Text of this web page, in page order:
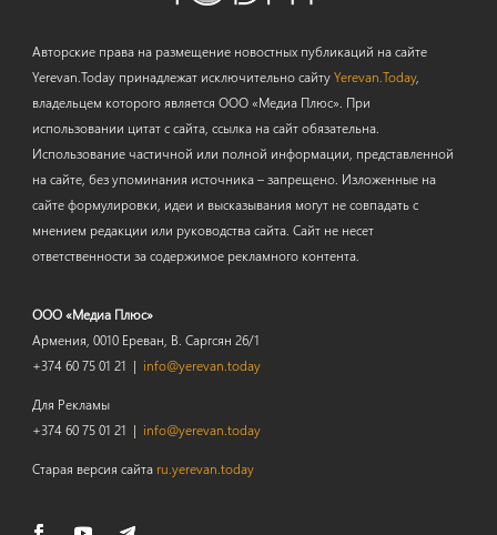
Авторские права на размещение новостных публикаций на сайте
Yerevan.Today принадлежат исключительно сайтуYerevan.Today,
владельцем которого является ООО «Медиа Плюс». При
использовании цитат с сайта, ссылка на сайт обязательна.
Использование частичной или полной информации, представленной
на сайте, без упоминания источника – запрещено. Изложенные на
сайте формулировки, идеи и высказывания могут не совпадать с
мнением редакции или руководства сайта. Сайт не несет
ответственности за содержимое рекламного контента.
ООО «Медиа Плюс»
Армения, 0010 Ереван, В. Саргсян 26/1
+374 60 75 01 21 | info@yerevan.today
Для Рекламы
+374 60 75 01 21 | info@yerevan.today
Старая версия сайта ru.yerevan.today